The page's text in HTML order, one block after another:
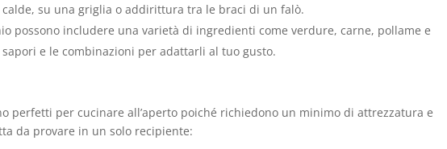
su una griglia o addirittura tra le braci di un falò.
possono includere una varietà di ingredienti come verdure, carne, pollame e
e le combinazioni per adattarli al tuo gusto.
perfetti per cucinare all’aperto poiché richiedono un minimo di attrezzatura e
da provare in un solo recipiente: